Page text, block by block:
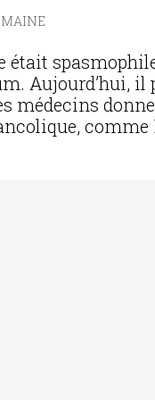
était
Aujourd’hui, il
médecins
comme